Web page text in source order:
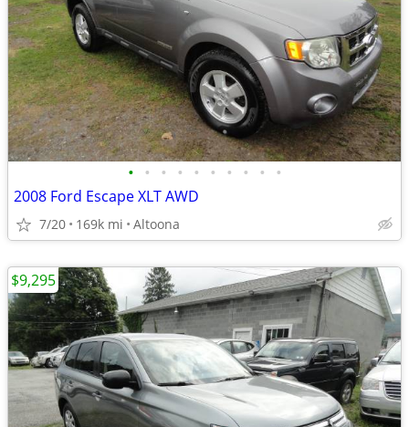
• • • • • • • • • •
2008 Ford Escape XLT AWD
7/20 169k mi Altoona
$9,295